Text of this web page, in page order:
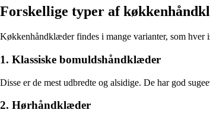
Forskellige typer af
Køkkenhåndklæder findes i mange varianter, som
1. Klassiske bomuldshåndklæder
Disse er de mest udbredte og alsidige. De har god
2. Hørhåndklæder